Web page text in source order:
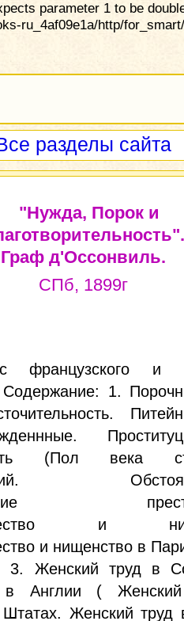
parameter 1 to be
ru_4af09e1a/http/
разделы сайта
"Нужда, Порок и
Граф д'Оссонвиль.
СПб, 1899г
французского и
1.
(Пол века
и
и нищенство в
3. Женский труд в
Англии (
Женский труд